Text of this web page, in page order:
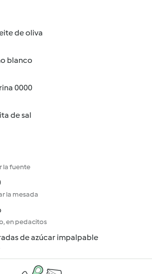
de oliva
blanco
0000
de sal
la fuente
la mesada
en pedacitos
de azúcar impalpable